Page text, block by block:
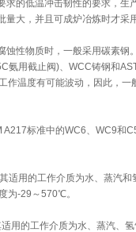
的低温冲击韧性的要求，生
大，并且可成炉冶炼时才采
性物质时，一般采用碳素钢
氨用截止阀)、WCC铸钢和
温度有可能波动，因此，一
标准中的WC6、WC9和
适用的工作介质为水、蒸汽
为-29～570℃。
的工作介质为水、蒸汽、氢